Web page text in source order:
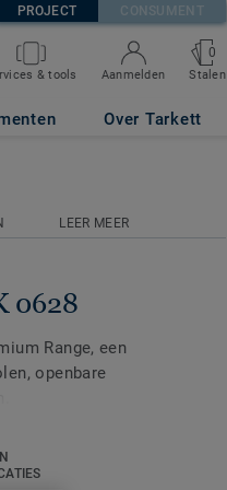
PROJECT CONSUMENT
& tools Aanmelden
0
Stalen
Over Tarkett
LEER MEER
0628
Range, een
openbare
Premium.